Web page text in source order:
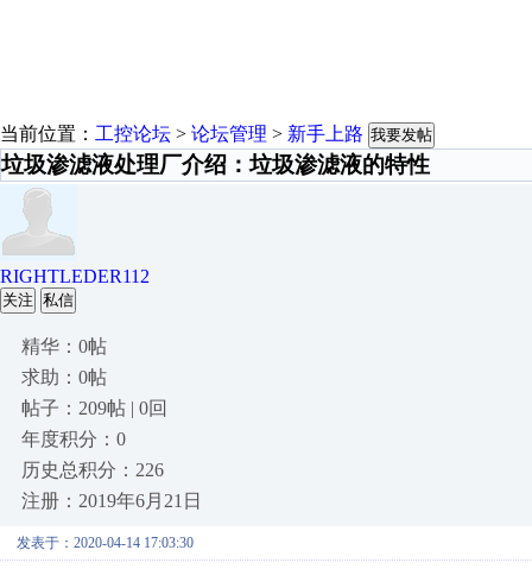
当前位置： 工控论坛 > 论坛管理 > 新手上路 我要发帖
垃圾渗滤液处理厂介绍：垃圾渗滤液的特性
RIGHTLEDER112
关注 私信
精华：0帖
求助：0帖
帖子：209帖 | 0回
年度积分：0
历史总积分：226
注册：2019年6月21日
发表于：2020-04-14 17:03:30